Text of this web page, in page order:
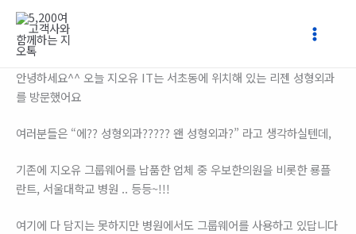
안녕하세요^^ 오늘 지오유 IT는 서초동에 위치해 있는 리젠 성형외과
를 방문했어요
여러분들은 “에?? 성형외과????? 왠 성형외과?” 라고 생각하실텐데,
기존에 지오유 그룹웨어를 납품한 업체 중 우보한의원을 비롯한 룡플
란트, 서울대학교 병원 .. 등등~!!!
여기에 다 담지는 못하지만 병원에서도 그룹웨어를 사용하고 있답니다